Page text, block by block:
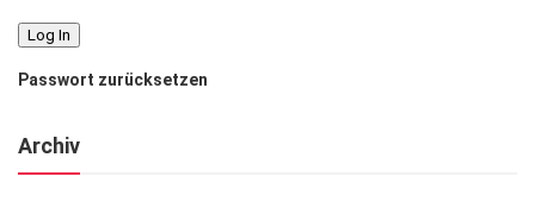
Passwort zurücksetzen
Archiv